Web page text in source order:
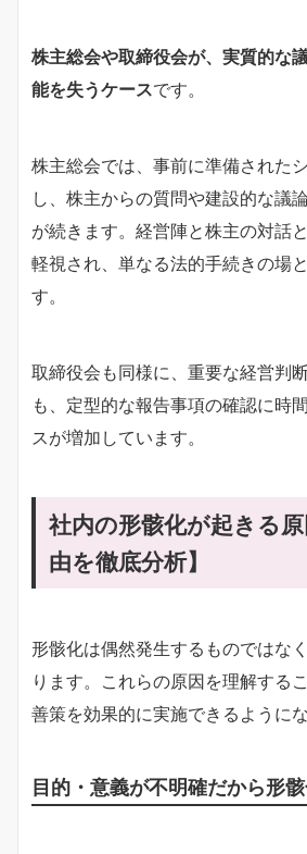
株主総会や取締役会が、実質的な
能を失うケースです。
株主総会では、事前に準備された
し、株主からの質問や建設的な議
が続きます。経営陣と株主の対話
軽視され、単なる法的手続きの場
す。
取締役会も同様に、重要な経営判
も、定型的な報告事項の確認に時
スが増加しています。
社内の形骸化が起きる
由を徹底分析】
形骸化は偶然発生するものではな
ります。これらの原因を理解する
善策を効果的に実施できるようにな
目的・意義が不明確だから形